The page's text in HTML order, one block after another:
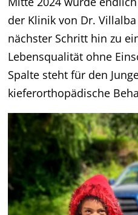
der Klinik von Dr.
nächster Schritt hin zu
Lebensqualität ohne
Spalte steht für den
kieferorthopädische